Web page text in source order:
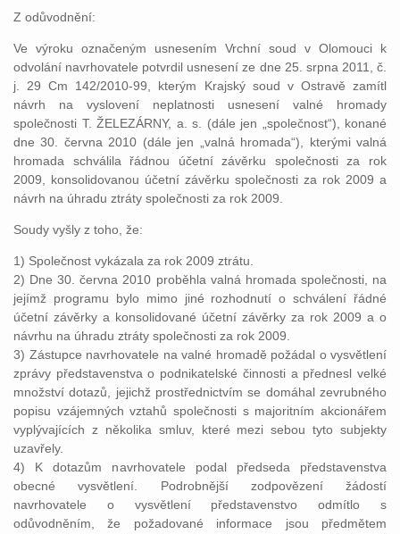
Z odůvodnění:
Ve výroku označeným usnesením Vrchní soud v Olomouci k
odvolání navrhovatele potvrdil usnesení ze dne 25. srpna 2011, č.
j. 29 Cm 142/2010-99, kterým Krajský soud v Ostravě zamítl
návrh na vyslovení neplatnosti usnesení valné hromady
společnosti T. ŽELEZÁRNY, a. s. (dále jen „společnost“), konané
dne 30. června 2010 (dále jen „valná hromada“), kterými valná
hromada schválila řádnou účetní závěrku společnosti za rok
2009, konsolidovanou účetní závěrku společnosti za rok 2009 a
návrh na úhradu ztráty společnosti za rok 2009.
Soudy vyšly z toho, že:
1) Společnost vykázala za rok 2009 ztrátu.
2) Dne 30. června 2010 proběhla valná hromada společnosti, na
jejímž programu bylo mimo jiné rozhodnutí o schválení řádné
účetní závěrky a konsolidované účetní závěrky za rok 2009 a o
návrhu na úhradu ztráty společnosti za rok 2009.
3) Zástupce navrhovatele na valné hromadě požádal o vysvětlení
zprávy představenstva o podnikatelské činnosti a přednesl velké
množství dotazů, jejichž prostřednictvím se domáhal zevrubného
popisu vzájemných vztahů společnosti s majoritním akcionářem
vyplývajících z několika smluv, které mezi sebou tyto subjekty
uzavřely.
4) K dotazům navrhovatele podal předseda představenstva
obecné vysvětlení. Podrobnější zodpovězení žádostí
navrhovatele o vysvětlení představenstvo odmítlo s
odůvodněním, že požadované informace jsou předmětem